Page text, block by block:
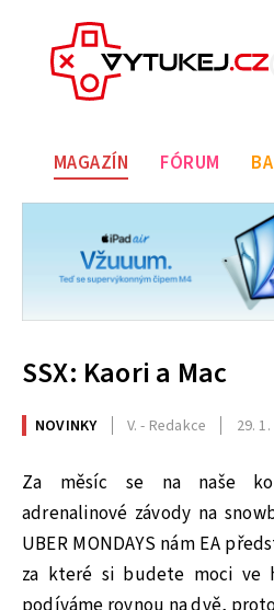
MAGAZÍN FÓRUM
SSX: Kaori a Mac
NOVINKY V. - Redakce 29.
Za měsíc se na naše
adrenalinové závody na
UBER MONDAYS nám EA
za které si budete moci ve